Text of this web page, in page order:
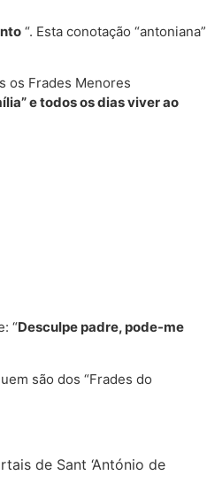
“. Esta conotação “antoniana”
os Frades Menores
e todos os dias viver ao
“Desculpe padre, pode-me
são dos “Frades do
de Sant ‘António de